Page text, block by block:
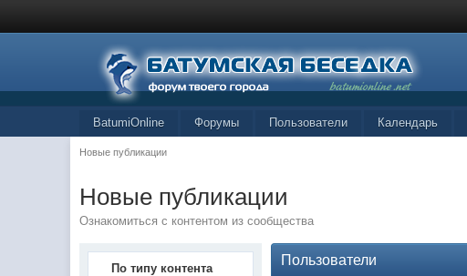
BatumiOnline Форумы Пользователи Календарь
Новые публикации
Новые публикации
Ознакомиться с контентом из сообщества
По типу контента
Пользователи